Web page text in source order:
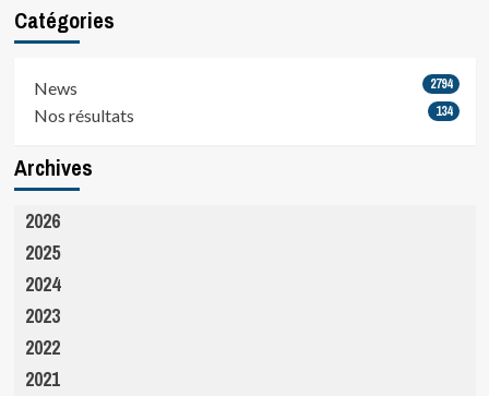
Catégories
News 2794
Nos résultats 134
Archives
2026
2025
2024
2023
2022
2021